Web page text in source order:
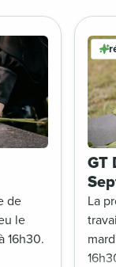
de
le
16h30.
GT
La